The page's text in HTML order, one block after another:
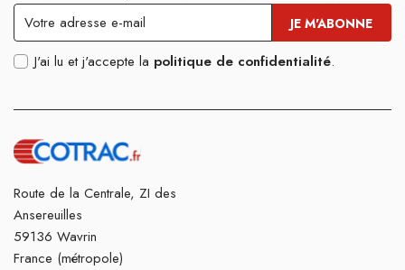
J'ai lu et j'accepte la politique de confidentialité.
Route de la Centrale, ZI des
Ansereuilles
59136 Wavrin
France (métropole)